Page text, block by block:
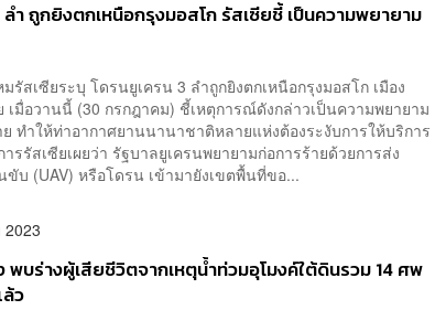
ลำ ถูกยิงตกเหนือกรุงมอสโก รัสเซียชี้ เป็นความพยายาม
รัสเซียระบุ โดรนยูเครน 3 ลำถูกยิงตกเหนือกรุงมอสโก เมือง
เมื่อวานนี้ (30 กรกฎาคม) ชี้เหตุการณ์ดังกล่าวเป็นความพยายาม
ย ทำให้ท่าอากาศยานนานาชาติหลายแห่งต้องระงับการให้บริการ
รัสเซียเผยว่า รัฐบาลยูเครนพยายามก่อการร้ายด้วยการส่ง
ขับ (UAV) หรือโดรน เข้ามายังเขตพื้นที่ขอ...
พบร่างผู้เสียชีวิตจากเหตุน้ำท่วมอุโมงค์ใต้ดินรวม 14 ศพ
ว